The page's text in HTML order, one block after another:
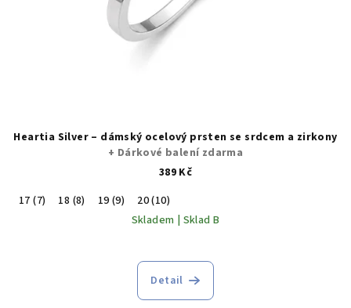
Heartia Silver – dámský ocelový prsten se srdcem a zirkony
+ Dárkové balení zdarma
389 Kč
17 (7)
18 (8) 19 (9)
20 (10)
Skladem | Sklad B
Detail